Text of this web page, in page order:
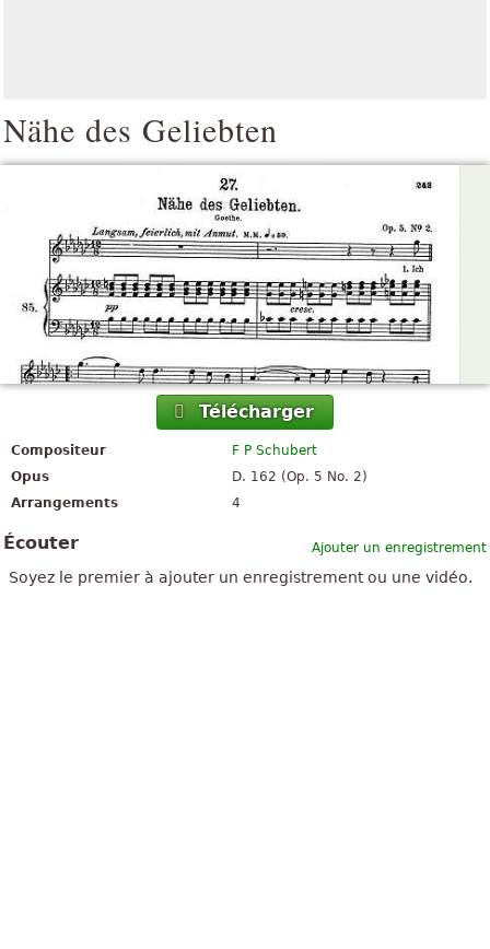
Nähe des Geliebten
Télécharger
Compositeur
F P Schubert
Opus
D. 162 (Op. 5 No. 2)
Arrangements
4
Ajouter un enregistrement
Écouter
Soyez le premier à ajouter un enregistrement ou une vidéo.